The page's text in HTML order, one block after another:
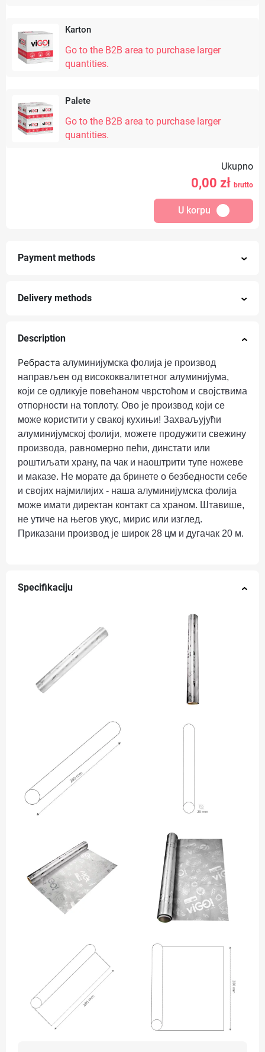
Karton
Go to the B2B area to purchase larger
quantities.
Palete
Go to the B2B area to purchase larger
quantities.
Ukupno
0,00 zł brutto
U korpu
Payment methods
Delivery methods
Description
Ребраста алуминијумска фолија је производ
направљен од висококвалитетног алуминијума,
који се одликује повећаном чврстоћом и својствима
отпорности на топлоту. Ово је производ који се
може користити у свакој кухињи! Захваљујући
алуминијумској фолији, можете продужити свежину
производа, равномерно пећи, динстати или
роштиљати храну, па чак и наоштрити тупе ножеве
и маказе. Не морате да бринете о безбедности себе
и својих најмилијих - наша алуминијумска фолија
може имати директан контакт са храном. Штавише,
не утиче на његов укус, мирис или изглед.
Приказани производ је широк 28 цм и дугачак 20 м.
Specifikaciju